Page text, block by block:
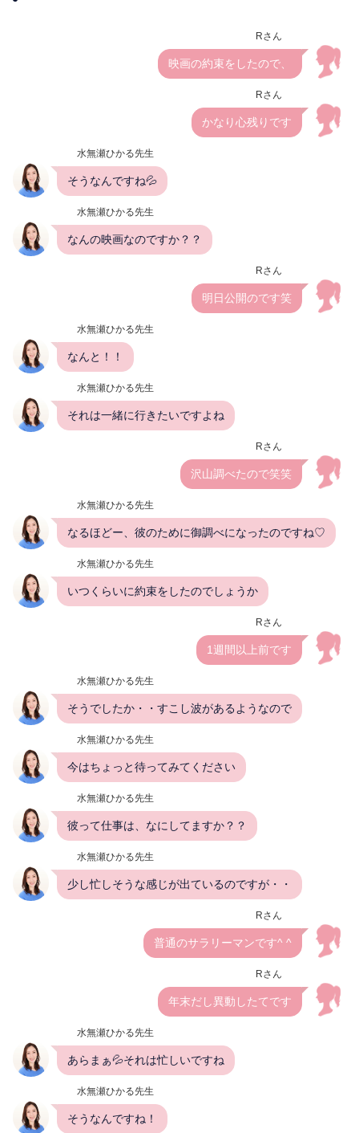
Rさん
映画の約束をしたので、
Rさん
かなり心残りです
水無瀬ひかる先生
そうなんですね💦
水無瀬ひかる先生
なんの映画なのですか？？
Rさん
明日公開のです笑
水無瀬ひかる先生
なんと！！
水無瀬ひかる先生
それは一緒に行きたいですよね
Rさん
沢山調べたので笑笑
水無瀬ひかる先生
なるほどー、彼のために御調べになったのですね♡
水無瀬ひかる先生
いつくらいに約束をしたのでしょうか
Rさん
1週間以上前です
水無瀬ひかる先生
そうでしたか・・すこし波があるようなので
水無瀬ひかる先生
今はちょっと待ってみてください
水無瀬ひかる先生
彼って仕事は、なにしてますか？？
水無瀬ひかる先生
少し忙しそうな感じが出ているのですが・・
Rさん
普通のサラリーマンです^ ^
Rさん
年末だし異動したてです
水無瀬ひかる先生
あらまぁ💦それは忙しいですね
水無瀬ひかる先生
そうなんですね！